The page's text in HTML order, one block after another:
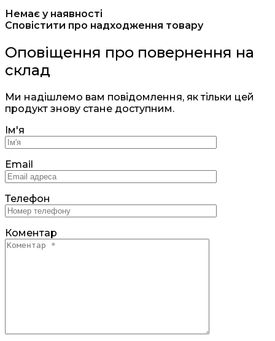
Немає у наявності
Сповістити про надходження товару
Оповіщення про повернення на
склад
Ми надішлемо вам повідомлення, як тільки цей
продукт знову стане доступним.
Ім'я
Email
Телефон
Коментар